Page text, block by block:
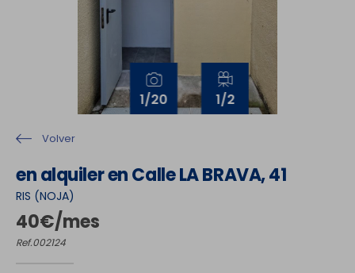
1/20 1/2
Volver
en alquiler en Calle LA BRAVA, 41
RIS (NOJA)
40€/mes
Ref.002124